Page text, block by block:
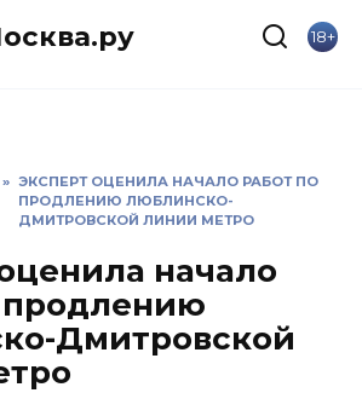
18+
» ЭКСПЕРТ ОЦЕНИЛА НАЧАЛО РАБОТ ПО
ПРОДЛЕНИЮ ЛЮБЛИНСКО-
ДМИТРОВСКОЙ ЛИНИИ МЕТРО
начало
продлению
Дмитровской